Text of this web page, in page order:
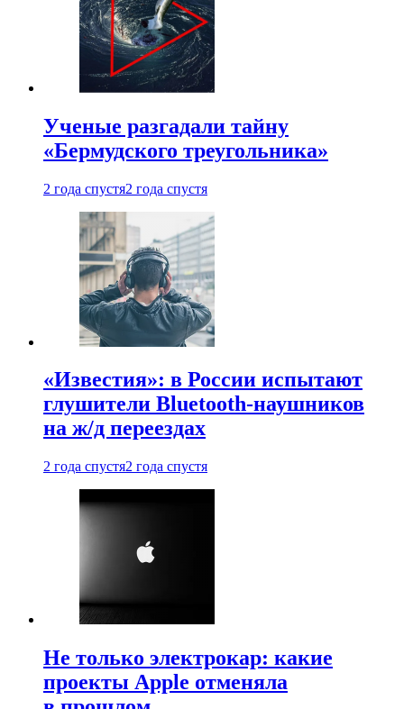
Ученые разгадали тайну
«Бермудского треугольника»
2 года спустя2 года спустя
«Известия»: в России испытают
глушители Bluetooth-наушников
на ж/д переездах
2 года спустя2 года спустя
Не только электрокар: какие
проекты Apple отменяла